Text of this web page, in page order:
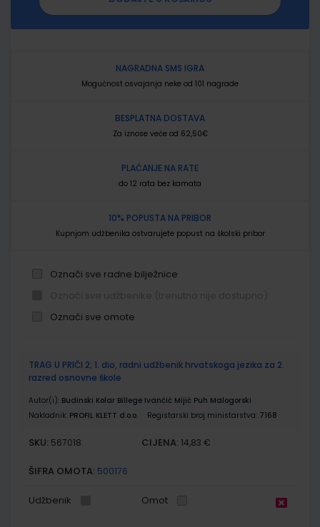
NAGRADNA SMS IGRA
Mogućnost osvajanja neke od 101 nagrade
BESPLATNA DOSTAVA
Za iznose veće od 62,50€
PLAĆANJE NA RATE
do 12 rata bez kamata
10% POPUSTA NA PRIBOR
Kupnjom udžbenika ostvarujete popust na školski pribor
Označi sve radne bilježnice
Označi sve omote
proizvodi
TRAG U PRIČI 2; 1. dio, radni udžbenik hrvatskoga jezika za 2.
razred osnovne škole
Autor(i): Budinski Kolar Billege Ivančić Mijić Puh Malogorski
Nakladnik: PROFIL KLETT d.o.o. Registarski broj ministarstva: 7168
SKU: 567018 CIJENA: 14,83 €
ŠIFRA OMOTA: 500176
Udžbenik Omot